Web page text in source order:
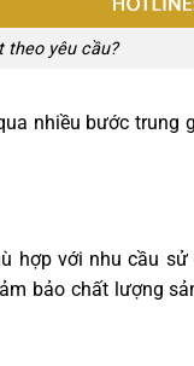
theo yêu cầu?
nhiều bước trung
hợp với nhu cầu
bảo chất lượng